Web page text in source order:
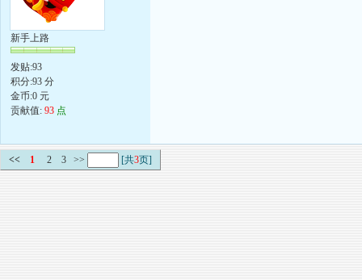
新手上路
发贴:93
积分:93 分
金币:0 元
贡献值: 93 点
<< 1 2 3 >> [共3页]